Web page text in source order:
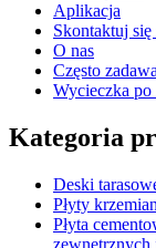
Aplikacja
Skontaktuj się
O nas
Często
Wycieczka po
Kategoria
Deski
Płyty
Płyta